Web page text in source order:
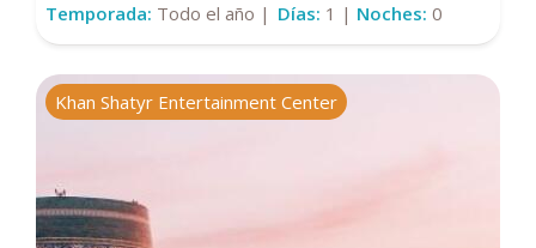
Temporada: Todo el año | Días: 1 | Noches: 0
Khan Shatyr Entertainment Center